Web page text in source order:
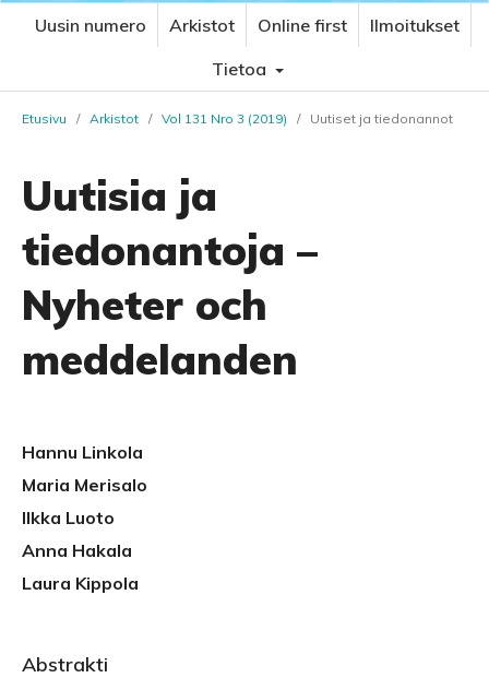
Uusin numero Arkistot Online first
Ilmoitukset
Tietoa
Etusivu / Arkistot / Vol 131 Nro 3 (2019) / Uutiset ja tiedonannot
Uutisia ja
tiedonantoja –
Nyheter och
meddelanden
Hannu Linkola
Maria Merisalo
Ilkka Luoto
Anna Hakala
Laura Kippola
Abstrakti